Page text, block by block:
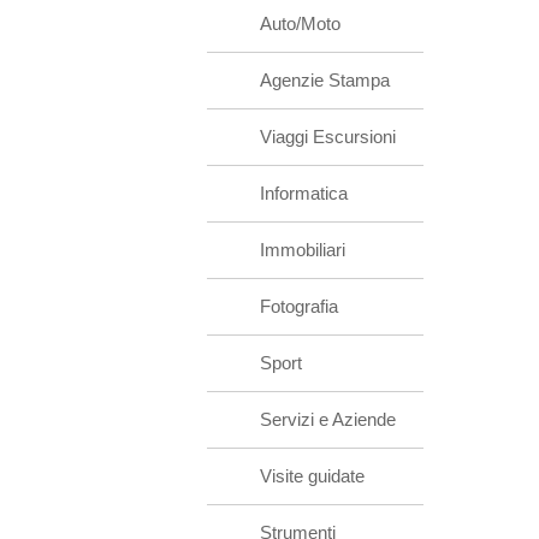
Auto/Moto
Agenzie Stampa
Viaggi Escursioni
Informatica
Immobiliari
Fotografia
Sport
Servizi e Aziende
Visite guidate
Strumenti